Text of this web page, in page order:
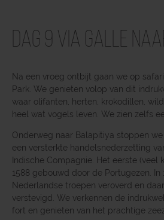
Dag 9 Via Galle
Na een vroeg ontbijt gaan we op
Park. We genieten volop van dit
waar olifanten, herten, krokodillen,
heel wat vogels leven. We zien zelfs
Onderweg naar Balapitiya stoppen
een versterkte handelsnederzetting
Indische Compagnie. Het eerste (veel
1588 gebouwd door de Portugezen.
Nederlandse troepen veroverd en
verstevigd. We verkennen de
fort en genieten van het prachtige